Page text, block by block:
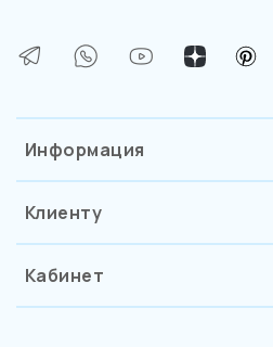
Информация
Клиенту
Кабинет